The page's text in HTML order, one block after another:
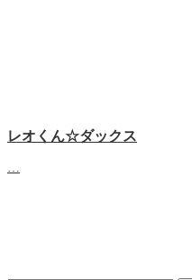
レオくん☆ダックス